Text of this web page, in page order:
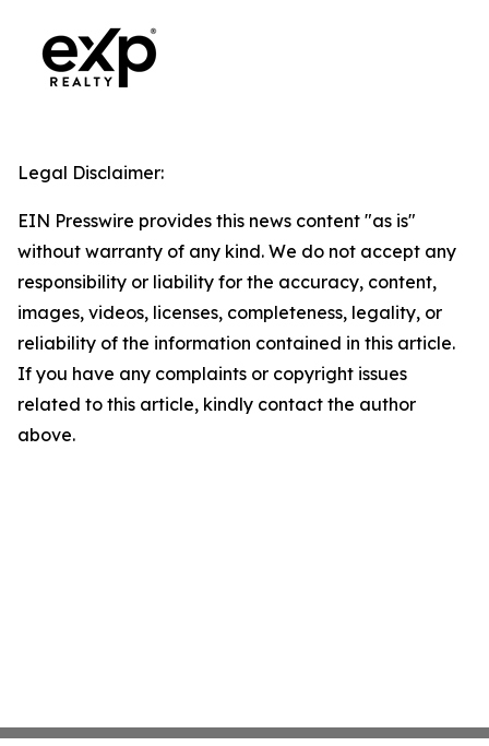
Legal Disclaimer:
EIN Presswire provides this news content "as is"
without warranty of any kind. We do not accept any
responsibility or liability for the accuracy, content,
images, videos, licenses, completeness, legality, or
reliability of the information contained in this article.
If you have any complaints or copyright issues
related to this article, kindly contact the author
above.